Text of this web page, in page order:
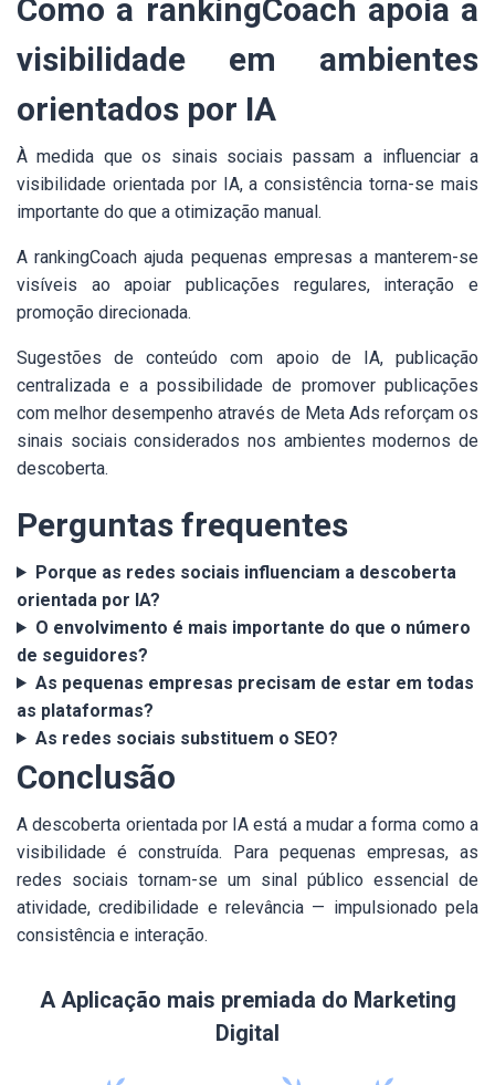
Como a rankingCoach apoia a
visibilidade em ambientes
orientados por IA
À medida que os sinais sociais passam a influenciar a
visibilidade orientada por IA, a consistência torna-se mais
importante do que a otimização manual.
A rankingCoach ajuda pequenas empresas a manterem-se
visíveis ao apoiar publicações regulares, interação e
promoção direcionada.
Sugestões de conteúdo com apoio de IA, publicação
centralizada e a possibilidade de promover publicações
com melhor desempenho através de Meta Ads reforçam os
sinais sociais considerados nos ambientes modernos de
descoberta.
Perguntas frequentes
Porque as redes sociais influenciam a descoberta
orientada por IA?
O envolvimento é mais importante do que o número
de seguidores?
As pequenas empresas precisam de estar em todas
as plataformas?
As redes sociais substituem o SEO?
Conclusão
A descoberta orientada por IA está a mudar a forma como a
visibilidade é construída. Para pequenas empresas, as
redes sociais tornam-se um sinal público essencial de
atividade, credibilidade e relevância — impulsionado pela
consistência e interação.
A Aplicação mais premiada do Marketing
Digital